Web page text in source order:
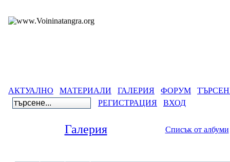
АКТУАЛНО МАТЕРИАЛИ ГАЛЕРИЯ ФОРУМ
РЕГИСТРАЦИЯ
ВХОД
Галерия Списък от албуми